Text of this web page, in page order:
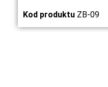
Kod produktu ZB-09